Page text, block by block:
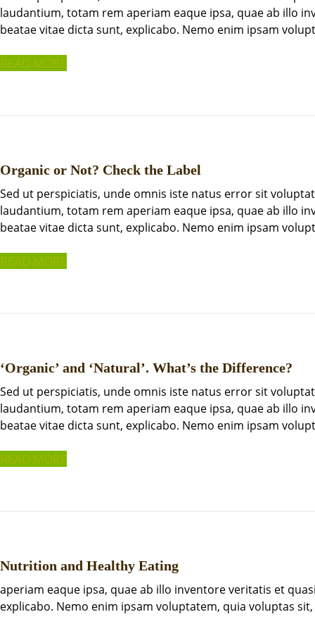
laudantium, totam rem aperiam eaque ipsa, quae ab illo
beatae vitae dicta sunt, explicabo. Nemo enim ipsam
READ MORE
Organic or Not? Check the Label
Sed ut perspiciatis, unde omnis iste natus error sit
laudantium, totam rem aperiam eaque ipsa, quae ab illo
beatae vitae dicta sunt, explicabo. Nemo enim ipsam
READ MORE
‘Organic’ and ‘Natural’. What’s the Difference?
Sed ut perspiciatis, unde omnis iste natus error sit
laudantium, totam rem aperiam eaque ipsa, quae ab illo
beatae vitae dicta sunt, explicabo. Nemo enim ipsam
READ MORE
Nutrition and Healthy Eating
aperiam eaque ipsa, quae ab illo inventore veritatis et
explicabo. Nemo enim ipsam voluptatem, quia voluptas